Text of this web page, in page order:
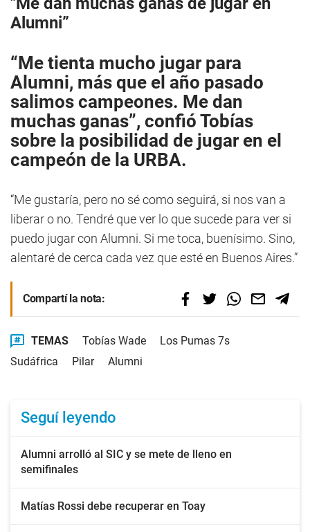
Alumni”
“Me tienta mucho jugar para
Alumni, más que el año pasado
salimos campeones. Me dan
muchas ganas”, confió Tobías
sobre la posibilidad de jugar en el
campeón de la URBA.
“Me gustaría, pero no sé como seguirá, si nos van a
liberar o no. Tendré que ver lo que sucede para ver si
puedo jugar con Alumni. Si me toca, buenísimo. Sino,
alentaré de cerca cada vez que esté en Buenos Aires.”
Compartí la nota:
TEMAS Tobías Wade
Los Pumas 7s
Sudáfrica
Pilar Alumni
Seguí leyendo
Alumni arrolló al SIC y se mete de lleno en
semifinales
Matías Rossi debe recuperar en Toay